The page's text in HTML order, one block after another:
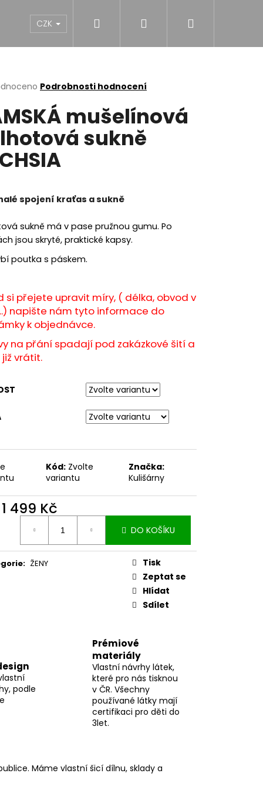
DÍVKY CHLAPCI MUŽI
CZK Přihlášení
Podrobnosti hodnocení
mušelínová
sukně
spojení kraťas a sukně
sukně má v pase pružnou gumu. Po
jsou skryté, praktické kapsy.
poutka s páskem.
si přejete upravit míry, ( délka, obvod v
napište nám tyto informace do
k objednávce.
na přání spadají pod zakázkové šití a
již vrátit.
Kód: Zvolte
variantu
Značka:
Kulišárny
1 499 Kč
DO KOŠÍKU
: ŽENY
Tisk
Zeptat se
Hlídat
Sdílet
podle
Prémiové
materiály
Vlastní návrhy látek,
které pro nás tisknou
v ČR. Všechny
používané látky mají
certifikaci pro děti do
3let.
Máme vlastní šicí dílnu, sklady a
MIDI BLACK S